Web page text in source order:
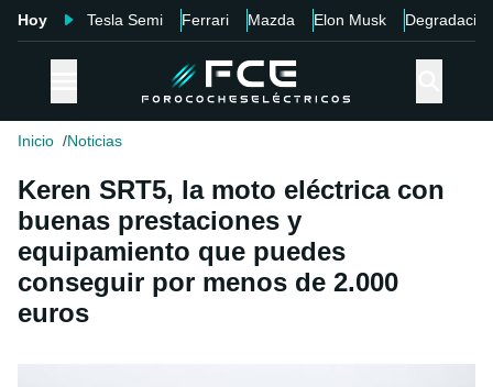
Hoy Tesla Semi Ferrari Mazda Elon Musk Degradación
Inicio Noticias
Keren SRT5, la moto eléctrica con
buenas prestaciones y
equipamiento que puedes
conseguir por menos de 2.000
euros